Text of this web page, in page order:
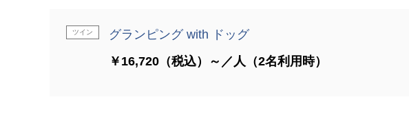
ツイン
グランピング with ドッグ
￥16,720（税込）～／人（2名利用時）